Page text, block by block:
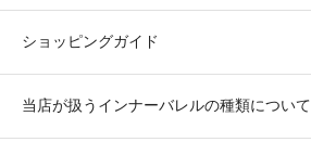
ショッピングガイド
当店が扱うインナーバレルの種類について